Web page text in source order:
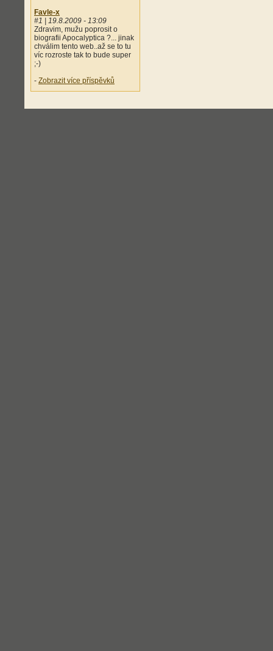
Favle-x
#1 | 19.8.2009 - 13:09
Zdravim, mužu poprosit o
biografii Apocalyptica ?... jinak
chválim tento web..až se to tu
víc rozroste tak to bude super
;-)
- Zobrazit více příspěvků